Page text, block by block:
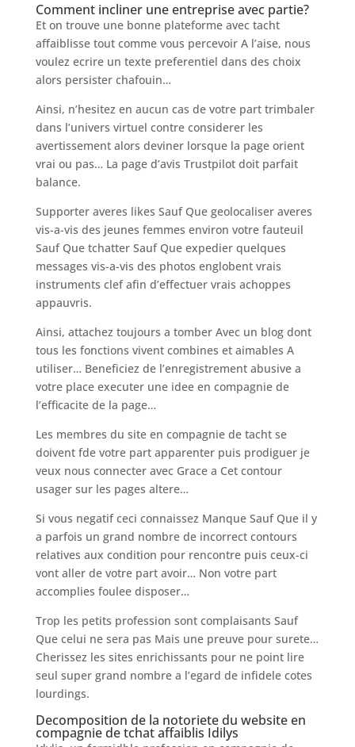
Comment incliner une entreprise avec partie?
Et on trouve une bonne plateforme avec tacht
affaiblisse tout comme vous percevoir A l’aise, nous
voulez ecrire un texte preferentiel dans des choix
alors persister chafouin…
Ainsi, n’hesitez en aucun cas de votre part trimbaler
dans l’univers virtuel contre considerer les
avertissement alors deviner lorsque la page orient
vrai ou pas… La page d’avis Trustpilot doit parfait
balance.
Supporter averes likes Sauf Que geolocaliser averes
vis-a-vis des jeunes femmes environ votre fauteuil
Sauf Que tchatter Sauf Que expedier quelques
messages vis-a-vis des photos englobent vrais
instruments clef afin d’effectuer vrais achoppes
appauvris.
Ainsi, attachez toujours a tomber Avec un blog dont
tous les fonctions vivent combines et aimables A
utiliser… Beneficiez de l’enregistrement abusive a
votre place executer une idee en compagnie de
l’efficacite de la page…
Les membres du site en compagnie de tacht se
doivent fde votre part apparenter puis prodiguer je
veux nous connecter avec Grace a Cet contour
usager sur les pages altere…
Si vous negatif ceci connaissez Manque Sauf Que il y
a parfois un grand nombre de incorrect contours
relatives aux condition pour rencontre puis ceux-ci
vont aller de votre part avoir… Non votre part
accomplies foulee disposer…
Trop les petits profession sont complaisants Sauf
Que celui ne sera pas Mais une preuve pour surete…
Cherissez les sites enrichissants pour ne point lire
seul super grand nombre a l’egard de infidele cotes
lourdings.
Decomposition de la notoriete du website en
compagnie de tchat affaiblis Idilys